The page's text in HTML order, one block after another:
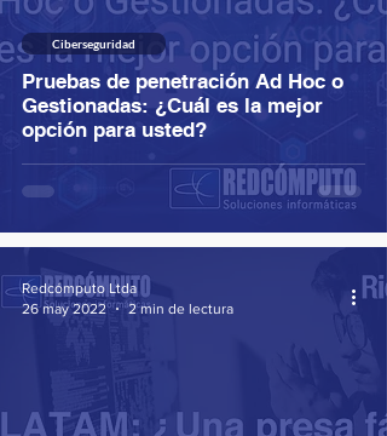
Pruebas de penetración Ad Hoc o
Gestionadas: ¿Cuál es la mejor
opción para usted?
Ciberseguridad
Redcómputo Ltda
26 may 2022
2 min de lectura